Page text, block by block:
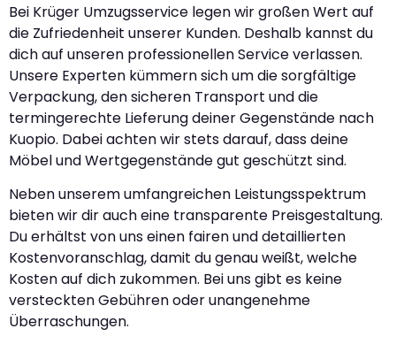
Bei Krüger Umzugsservice legen wir großen Wert auf
die Zufriedenheit unserer Kunden. Deshalb kannst du
dich auf unseren professionellen Service verlassen.
Unsere Experten kümmern sich um die sorgfältige
Verpackung, den sicheren Transport und die
termingerechte Lieferung deiner Gegenstände nach
Kuopio. Dabei achten wir stets darauf, dass deine
Möbel und Wertgegenstände gut geschützt sind.
Neben unserem umfangreichen Leistungsspektrum
bieten wir dir auch eine transparente Preisgestaltung.
Du erhältst von uns einen fairen und detaillierten
Kostenvoranschlag, damit du genau weißt, welche
Kosten auf dich zukommen. Bei uns gibt es keine
versteckten Gebühren oder unangenehme
Überraschungen.